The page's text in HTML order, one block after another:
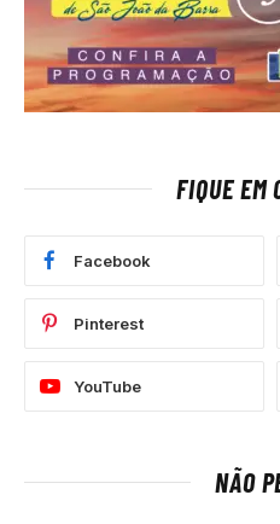
FIQUE EM
Facebook
Pinterest
YouTube
NÃO